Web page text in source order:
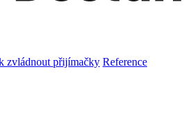
zvládnout přijímačky Reference